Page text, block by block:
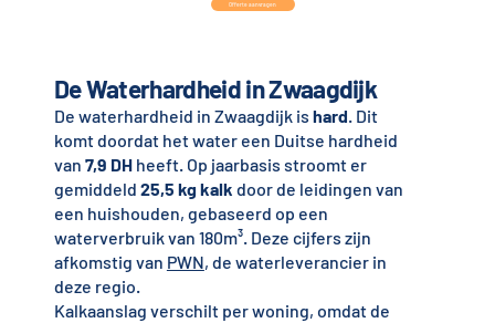
De Waterhardheid in Zwaagdijk
De waterhardheid in Zwaagdijk is hard. Dit
komt doordat het water een Duitse hardheid
van 7,9 DHheeft. Op jaarbasis stroomt er
gemiddeld 25,5 kg kalk door de leidingen van
een huishouden, gebaseerd op een
waterverbruik van 180m³. Deze cijfers zijn
afkomstig van PWN, de waterleverancier in
deze regio.
Kalkaanslag verschilt per woning, omdat de
Offerte aanvragen